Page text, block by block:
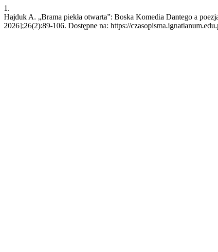
1.
Hajduk A. „Brama piekła otwarta”: Boska Komedia Dantego a
2026];26(2):89-106. Dostępne na: https://